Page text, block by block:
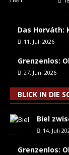
Das Horváth:
11. Juli 2026
Grenzenlos:
27. Juni 2026
BLICK IN DIE
Biel
14. Juli
Grenzenlos: